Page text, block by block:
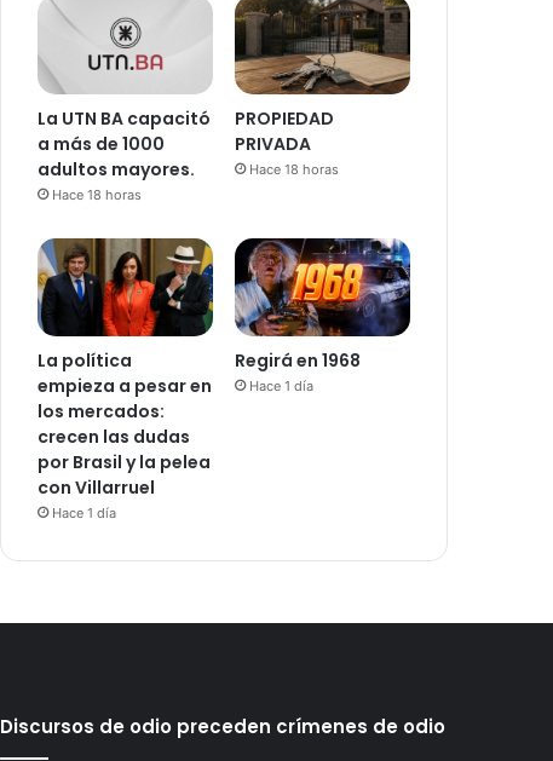
La UTN BA capacitó
a más de 1000
adultos mayores.
Hace 18 horas
PROPIEDAD
PRIVADA
Hace 18 horas
La política
empieza a pesar en
los mercados:
crecen las dudas
por Brasil y la pelea
con Villarruel
Hace 1 día
Regirá en 1968
Hace 1 día
Discursos de odio preceden crímenes de odio